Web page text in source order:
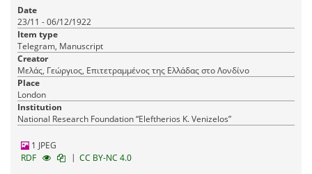
Date
23/11 - 06/12/1922
Item type
Telegram, Manuscript
Creator
Μελάς, Γεώργιος, Επιτετραμμένος της Ελλάδας στο Λονδίνο
Place
London
Institution
National Research Foundation “Eleftherios K. Venizelos”
1 JPEG
RDF
| CC BY-NC 4.0